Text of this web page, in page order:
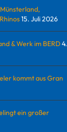
15. Juli 2026
& Werk im BERD4.
kommt aus Gran
ein großer